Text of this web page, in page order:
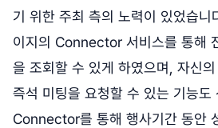
기 위한 주최 측의 노력이 있었습니
이지의 Connector 서비스를 통해
을 조회할 수 있게 하였으며, 자신
즉석 미팅을 요청할 수 있는 기능도
Connector를 통해 행사기간 동안